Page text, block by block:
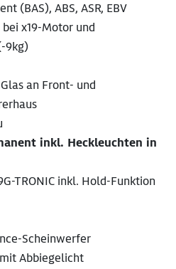
(BAS), ABS, ASR, EBV
x19-Motor und
9kg)
an Front- und
inkl. Heckleuchten in
TRONIC inkl. Hold-Funktion
Scheinwerfer
Abbiegelicht